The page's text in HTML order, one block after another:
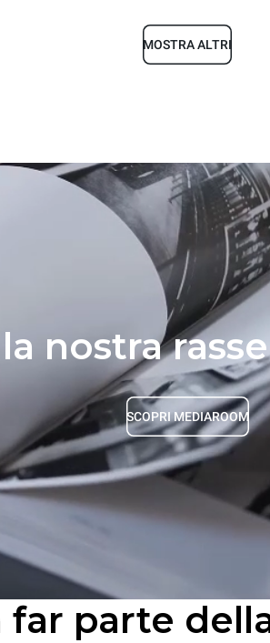
MOSTRA ALTRI
nostra
SCOPRI MEDIAROOM
far parte